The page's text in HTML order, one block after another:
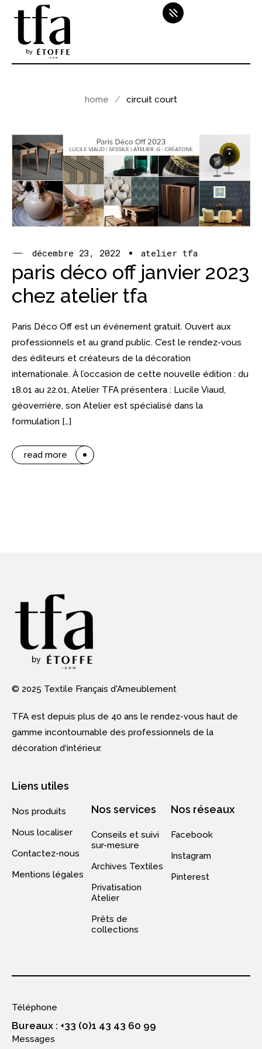
home circuit court
décembre 23, 2022 atelier tfa
paris déco off janvier 2023
chez atelier tfa
Paris Déco Off est un événement gratuit. Ouvert aux
professionnels et au grand public. C’est le rendez-vous
des éditeurs et créateurs de la décoration
internationale. À l’occasion de cette nouvelle édition : du
18.01 au 22.01, Atelier TFA présentera : Lucile Viaud,
géoverrière, son Atelier est spécialisé dans la
formulation […]
read more
© 2025 Textile Français d'Ameublement
TFA est depuis plus de 40 ans le rendez-vous haut de
gamme incontournable des professionnels de la
décoration d‘intérieur.
Liens utiles
Nos produits
Nous localiser
Contactez-nous
Mentions légales
Nos services
Conseils et suivi
sur-mesure
Archives Textiles
Privatisation
Atelier
Prêts de
collections
Nos réseaux
Facebook
Instagram
Pinterest
Téléphone
Bureaux : +33 (0)1 43 43 60 99
Messages